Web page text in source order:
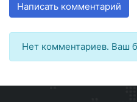
Написать комментарий
Нет комментариев. Ваш